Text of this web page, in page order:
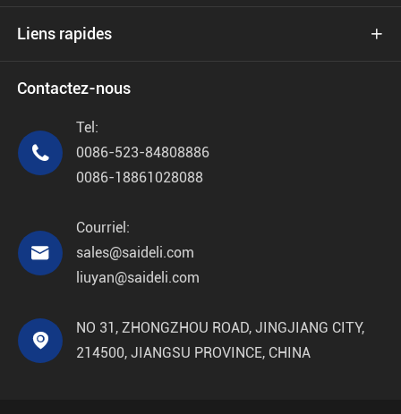
Liens rapides 
Contactez-nous

Tel:
0086-523-84808886
0086-18861028088

Courriel:
sales@saideli.com
liuyan@saideli.com

NO 31, ZHONGZHOU ROAD, JINGJIANG CITY,
214500, JIANGSU PROVINCE, CHINA